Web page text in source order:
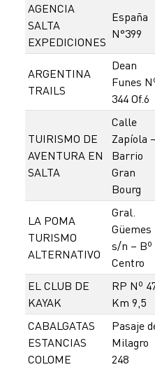
AGENCIA
SALTA
EXPEDICIONES
España
N°399
ARGENTINA
TRAILS
Dean
Funes
344 Of.6
TUIRISMO DE
AVENTURA EN
SALTA
Calle
Zapíola –
Barrio
Gran
Bourg
LA POMA
TURISMO
ALTERNATIVO
Gral.
Güemes
s/n – Bº
Centro
EL CLUB DE
KAYAK
RP Nº
Km 9,5
CABALGATAS
ESTANCIAS
COLOME
Pasaje
Milagro
248